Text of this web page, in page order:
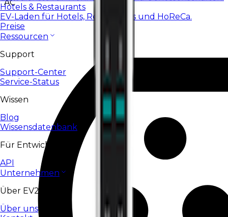
Hotels & Restaurants
EV-Laden für Hotels, Restaurants und HoReCa.
Preise
Ressourcen
Support
Support-Center
Service-Status
Wissen
Blog
Wissensdatenbank
Für Entwickler
API
Unternehmen
Über EV24
Über uns
AC